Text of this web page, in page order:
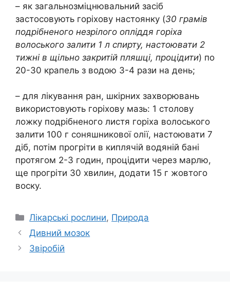
– як загальнозміцнювальний засіб
застосовують горіхову настоянку (30 грамів
подрібненого незрілого опліддя горіха
волоського залити 1 л спирту, настоювати 2
тижні в щільно закритій пляшці, процідити) по
20-30 крапель з водою 3-4 рази на день;
– для лікування ран, шкірних захворювань
використовують горіхову мазь: 1 столову
ложку подрібненого листя горіха волоського
залити 100 г соняшникової олії, настоювати 7
діб, потім прогріти в киплячій водяній бані
протягом 2-3 годин, процідити через марлю,
ще прогріти 30 хвилин, додати 15 г жовтого
воску.
Категорії
Лікарські рослини, Природа
Дивний мозок
Звіробій